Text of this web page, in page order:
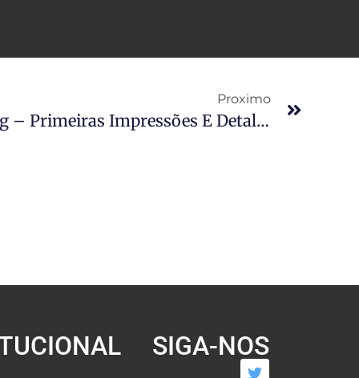
Proximo
Hollow Knight: Silksong – Primeiras Impressões E Detalhes Do Lançamento
SIGA-NOS